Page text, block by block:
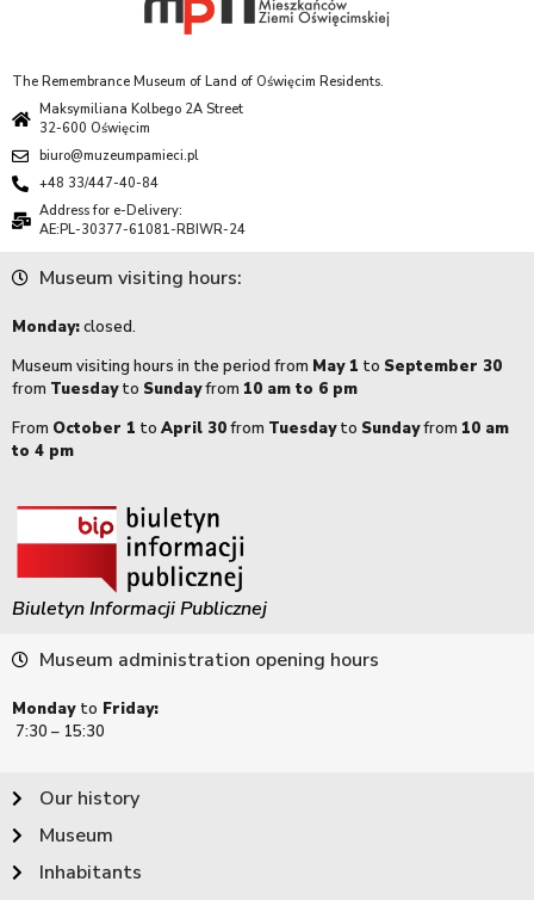
The Remembrance Museum of Land of Oświęcim Residents.
Maksymiliana Kolbego 2A Street
32-600 Oświęcim
biuro@muzeumpamieci.pl
+48 33/447-40-84
Address for e-Delivery:
AE:PL-30377-61081-RBIWR-24
Museum visiting hours:
Monday:closed.
Museum visiting hours in the period from May 1 to September 30
from Tuesdayto Sundayfrom 10 am to 6 pm
From October 1 to April 30from Tuesdayto Sundayfrom 10 am
to 4 pm
Biuletyn Informacji Publicznej
Museum administration opening hours
Monday to Friday:
7:30 – 15:30
Our history
Museum
Inhabitants